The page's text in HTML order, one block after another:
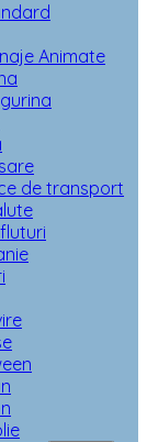
Animate
de transport